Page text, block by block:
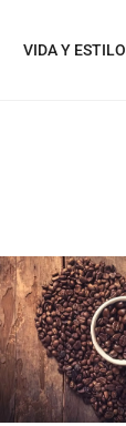
VIDA Y ESTILO